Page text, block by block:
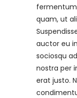
quam, ut
auctor eu
sociosqu
nostra per
erat justo.